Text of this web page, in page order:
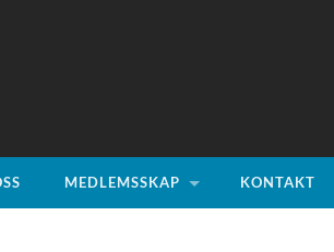
MEDLEMSSKAP KONTAKT